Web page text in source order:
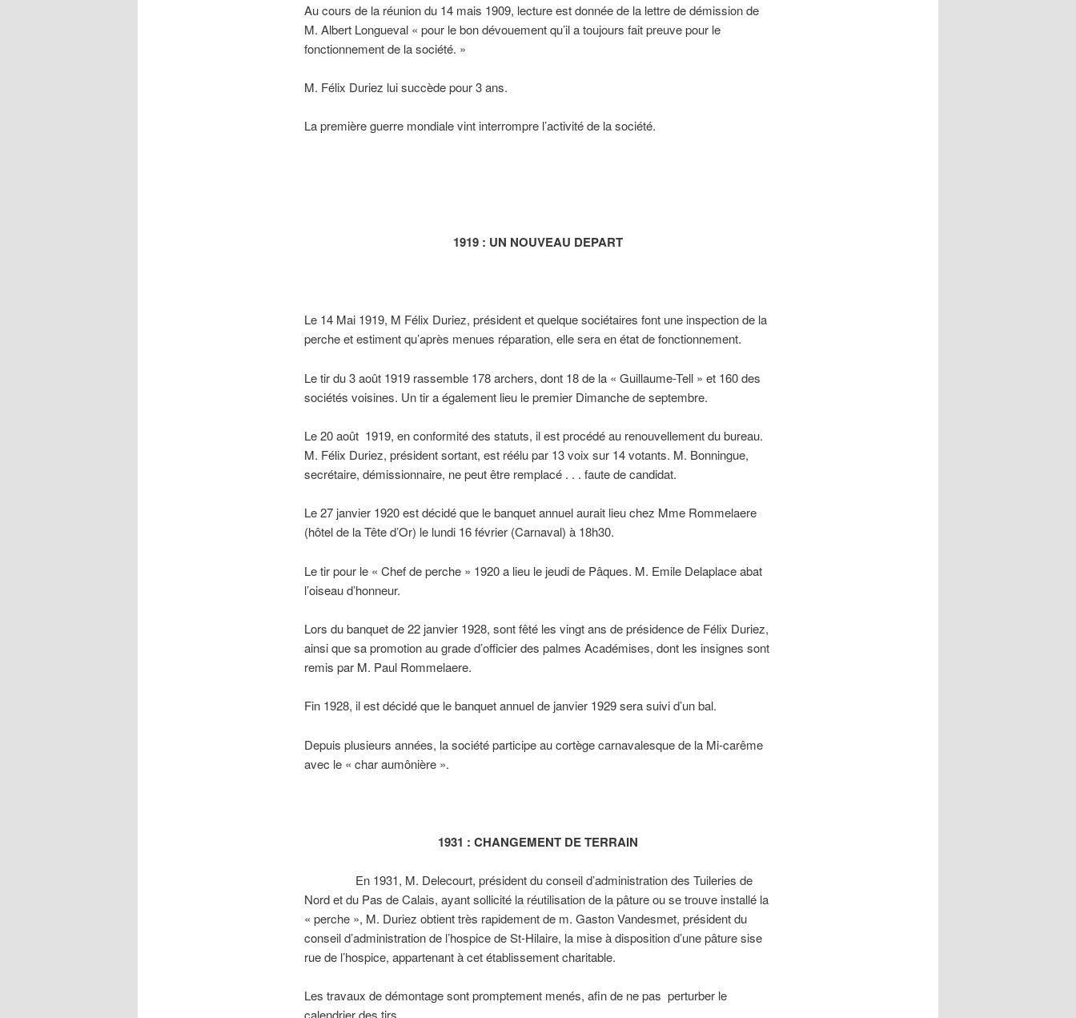
Au cours de la réunion du 14 mais 1909, lecture est donnée de la lettre de démission de
M. Albert Longueval « pour le bon dévouement qu’il a toujours fait preuve pour le
fonctionnement de la société. »
M. Félix Duriez lui succède pour 3 ans.
La première guerre mondiale vint interrompre l’activité de la société.
1919 : UN NOUVEAU DEPART
Le 14 Mai 1919, M Félix Duriez, président et quelque sociétaires font une inspection de la
perche et estiment qu’après menues réparation, elle sera en état de fonctionnement.
Le tir du 3 août 1919 rassemble 178 archers, dont 18 de la « Guillaume-Tell » et 160 des
sociétés voisines. Un tir a également lieu le premier Dimanche de septembre.
Le 20 août 1919, en conformité des statuts, il est procédé au renouvellement du bureau.
M. Félix Duriez, président sortant, est réélu par 13 voix sur 14 votants. M. Bonningue,
secrétaire, démissionnaire, ne peut être remplacé . . . faute de candidat.
Le 27 janvier 1920 est décidé que le banquet annuel aurait lieu chez Mme Rommelaere
(hôtel de la Tête d’Or) le lundi 16 février (Carnaval) à 18h30.
Le tir pour le « Chef de perche » 1920 a lieu le jeudi de Pâques. M. Emile Delaplace abat
l’oiseau d’honneur.
Lors du banquet de 22 janvier 1928, sont fêté les vingt ans de présidence de Félix Duriez,
ainsi que sa promotion au grade d’officier des palmes Académises, dont les insignes sont
remis par M. Paul Rommelaere.
Fin 1928, il est décidé que le banquet annuel de janvier 1929 sera suivi d’un bal.
Depuis plusieurs années, la société participe au cortège carnavalesque de la Mi-carême
avec le « char aumônière ».
1931 : CHANGEMENT DE TERRAIN
En 1931, M. Delecourt, président du conseil d’administration des Tuileries de
Nord et du Pas de Calais, ayant sollicité la réutilisation de la pâture ou se trouve installé la
« perche », M. Duriez obtient très rapidement de m. Gaston Vandesmet, président du
conseil d’administration de l’hospice de St-Hilaire, la mise à disposition d’une pâture sise
rue de l’hospice, appartenant à cet établissement charitable.
Les travaux de démontage sont promptement menés, afin de ne pas perturber le